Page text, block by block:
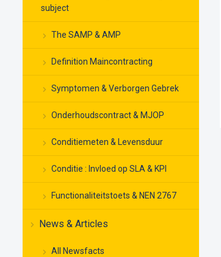
subject
The SAMP & AMP
Definition Maincontracting
Symptomen & Verborgen Gebrek
Onderhoudscontract & MJOP
Conditiemeten & Levensduur
Conditie : Invloed op SLA & KPI
Functionaliteitstoets & NEN 2767
News & Articles
All Newsfacts